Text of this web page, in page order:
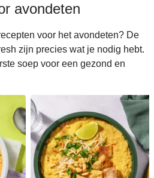
avondeten
voor het avondeten? De
zijn precies wat je nodig hebt.
soep voor een gezond en